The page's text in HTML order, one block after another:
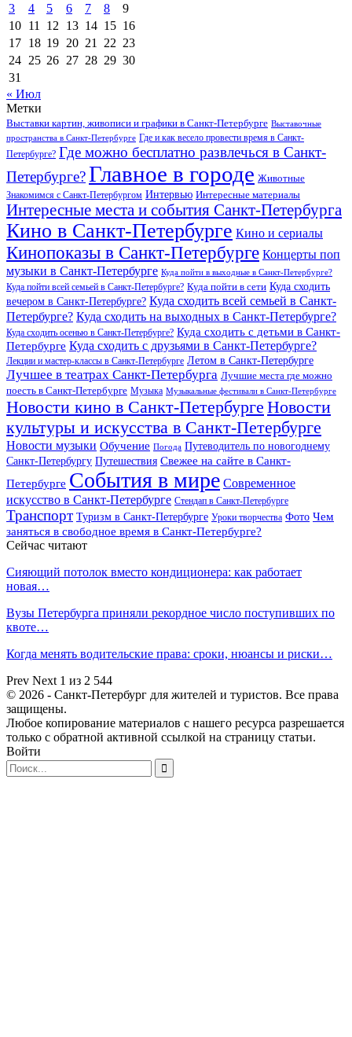
3
4 5 6 7 8
9
10 11 12 13 14 15 16
17 18 19 20 21 22 23
24 25 26 27 28 29 30
31
« Июл
Метки
Выставки картин, живописи и графики в Санкт-Петербурге Выставочные
пространства в Санкт-Петербурге Где и как весело провести время в Санкт-
Петербурге? Где можно бесплатно развлечься в Санкт-
Петербурге?Главное в городе Животные
Знакомимся с Санкт-Петербургом Интервью Интересные материалы
Интересные места и события Санкт-Петербурга
Кино в Санкт-Петербурге Кино и сериалы
Кинопоказы в Санкт-Петербурге Концерты поп
музыки в Санкт-Петербурге Куда пойти в выходные в Санкт-Петербурге?
Куда пойти всей семьей в Санкт-Петербурге? Куда пойти в сети Куда сходить
вечером в Санкт-Петербурге? Куда сходить всей семьей в Санкт-
Петербурге? Куда сходить на выходных в Санкт-Петербурге?
Куда сходить осенью в Санкт-Петербурге? Куда сходить с детьми в Санкт-
Петербурге Куда сходить с друзьями в Санкт-Петербурге?
Лекции и мастер-классы в Санкт-Петербурге Летом в Санкт-Петербурге
Лучшее в театрах Санкт-Петербурга Лучшие места где можно
поесть в Санкт-Петербурге Музыка Музыкальные фестивали в Санкт-Петербурге
Новости кино в Санкт-Петербурге Новости
культуры и искусства в Санкт-Петербурге
Новости музыки Обучение Погода Путеводитель по новогоднему
Санкт-Петербургу Путешествия Свежее на сайте в Санкт-
Петербурге События в мире Современное
искусство в Санкт-Петербурге Стендап в Санкт-Петербурге
Транспорт Туризм в Санкт-Петербурге Уроки творчества Фото Чем
заняться в свободное время в Санкт-Петербурге?
Сейчас читают
Сияющий потолок вместо кондиционера: как работает
новая…
Вузы Петербурга приняли рекордное число поступивших по
квоте…
Когда менять водительские права: сроки, нюансы и риски…
Prev Next 1 из 2 544
© 2026 - Санкт-Петербург для жителей и туристов. Все права
защищены.
Любое копирование материалов с нашего ресурса разрешается
только с обратной активной ссылкой на страницу статьи.
Войти